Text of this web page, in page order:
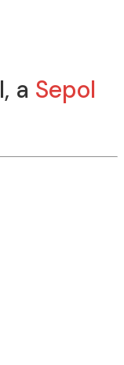
a Sepol